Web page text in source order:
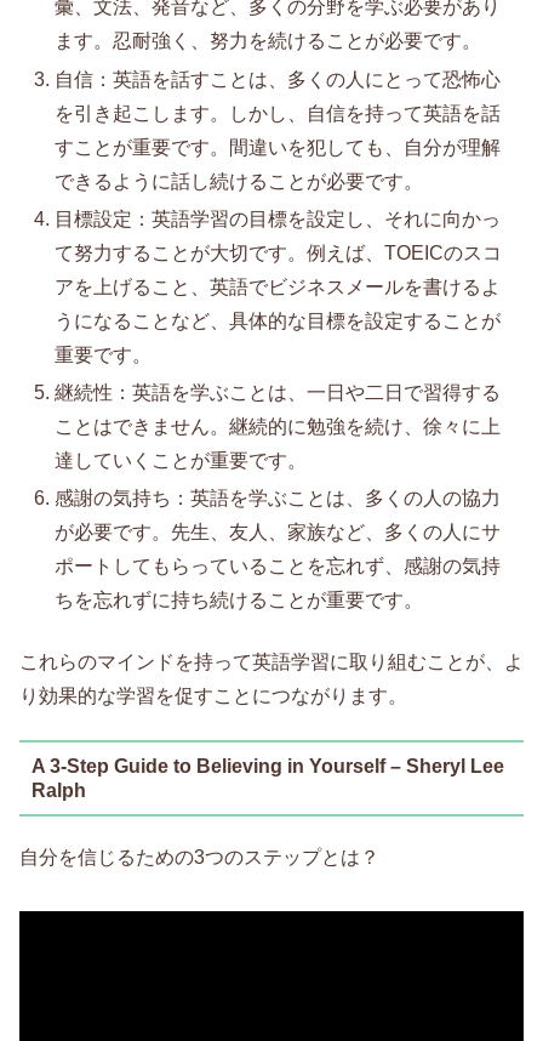
彙、文法、発音など、多くの分野を学ぶ必要があり
ます。忍耐強く、努力を続けることが必要です。
自信：英語を話すことは、多くの人にとって恐怖心
を引き起こします。しかし、自信を持って英語を話
すことが重要です。間違いを犯しても、自分が理解
できるように話し続けることが必要です。
目標設定：英語学習の目標を設定し、それに向かっ
て努力することが大切です。例えば、TOEICのスコ
アを上げること、英語でビジネスメールを書けるよ
うになることなど、具体的な目標を設定することが
重要です。
継続性：英語を学ぶことは、一日や二日で習得する
ことはできません。継続的に勉強を続け、徐々に上
達していくことが重要です。
感謝の気持ち：英語を学ぶことは、多くの人の協力
が必要です。先生、友人、家族など、多くの人にサ
ポートしてもらっていることを忘れず、感謝の気持
ちを忘れずに持ち続けることが重要です。
これらのマインドを持って英語学習に取り組むことが、よ
り効果的な学習を促すことにつながります。
A 3-Step Guide to Believing in Yourself – Sheryl Lee
Ralph
自分を信じるための3つのステップとは？